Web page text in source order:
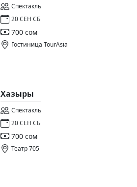
Спектакль
20 СЕН СБ
700 сом
Гостиница TourAsia
Хазыры
Спектакль
20 СЕН СБ
700 сом
Театр 705